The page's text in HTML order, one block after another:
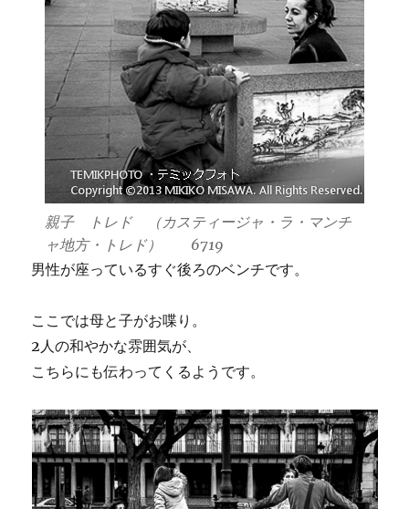
親子 トレド （カスティージャ・ラ・マンチ
ャ地方・トレド） 6719
男性が座っているすぐ後ろのベンチです。
ここでは母と子がお喋り。
2人の和やかな雰囲気が、
こちらにも伝わってくるようです。